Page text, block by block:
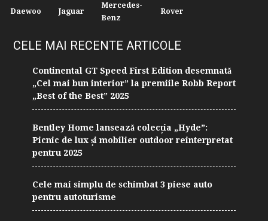
Daewoo Jaguar
Mercedes-
Benz
Rover
CELE MAI RECENTE ARTICOLE
Continental GT Speed First Edition desemnată
„Cel mai bun interior” la premiile Robb Report
„Best of the Best” 2025
Bentley Home lansează colecția „Hyde”:
Picnic de lux și mobilier outdoor reinterpretat
pentru 2025
Cele mai simplu de schimbat 3 piese auto
pentru autoturisme